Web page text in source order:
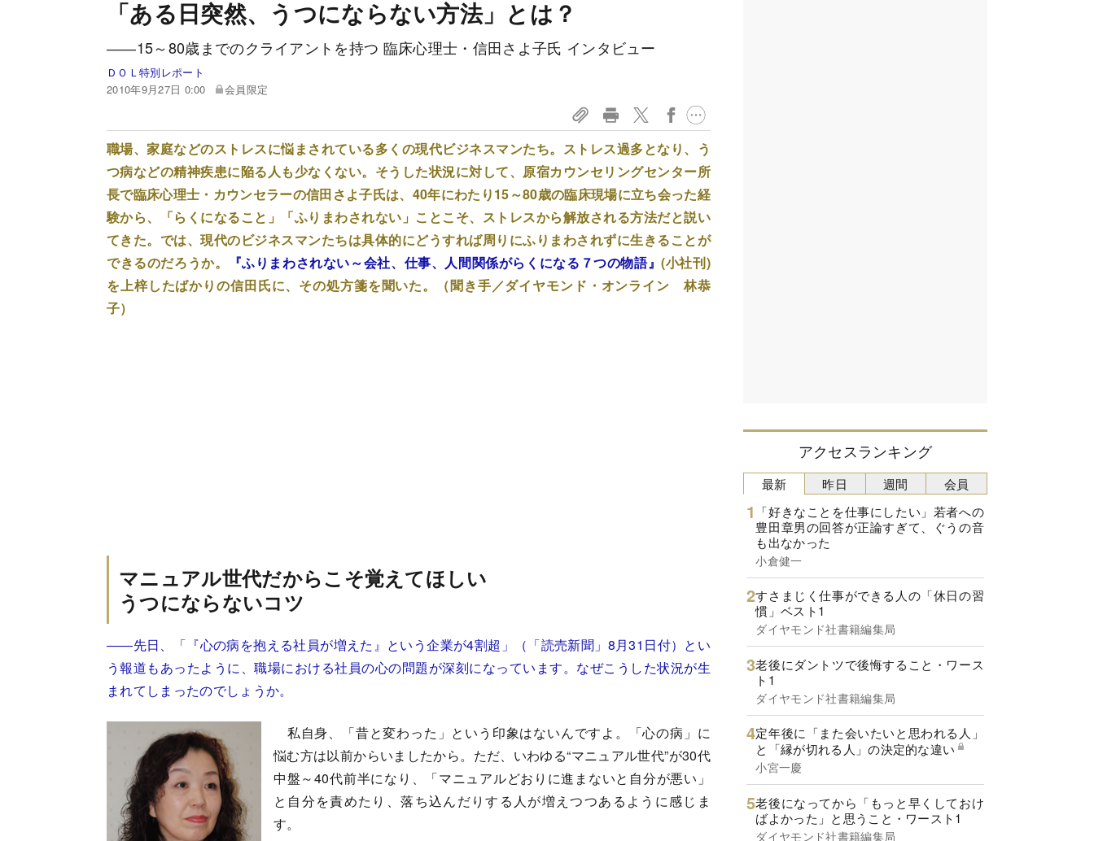
「ある日突然、うつにならない方法」とは？
――15～80歳までのクライアントを持つ 臨床心理士・信田さよ子氏 インタビュー
ＤＯＬ特別レポート
2010年9月27日 0:00
会員限定
職場、家庭などのストレスに悩まされている多くの現代ビジネスマンたち。ストレス過多となり、う
つ病などの精神疾患に陥る人も少なくない。そうした状況に対して、原宿カウンセリングセンター所
長で臨床心理士・カウンセラーの信田さよ子氏は、40年にわたり15～80歳の臨床現場に立ち会った経
験から、「らくになること」「ふりまわされない」ことこそ、ストレスから解放される方法だと説い
てきた。では、現代のビジネスマンたちは具体的にどうすれば周りにふりまわされずに生きることが
できるのだろうか。
『ふりまわされない～会社、仕事、人間関係がらくになる７つの物語』(小社刊)
を上梓したばかりの信田氏に、その処方箋を聞いた。（聞き手／ダイヤモンド・オンライン 林恭
子）
マニュアル世代だからこそ覚えてほしい
うつにならないコツ
――先日、「『心の病を抱える社員が増えた』という企業が4割超」（「読売新聞」8月31日付）とい
う報道もあったように、職場における社員の心の問題が深刻になっています。なぜこうした状況が生
まれてしまったのでしょうか。
私自身、「昔と変わった」という印象はないんですよ。「心の病」に
悩む方は以前からいましたから。ただ、いわゆる“マニュアル世代”が30代
中盤～40代前半になり、「マニュアルどおりに進まないと自分が悪い」
と自分を責めたり、落ち込んだりする人が増えつつあるように感じま
す。
アクセスランキング
最新
「好きなことを仕事にしたい」若者への
豊田章男の回答が正論すぎて、ぐうの音
も出なかった
小倉健一
すさまじく仕事ができる人の「休日の習
慣」ベスト1
ダイヤモンド社書籍編集局
老後にダントツで後悔すること・ワース
ト1
ダイヤモンド社書籍編集局
定年後に「また会いたいと思われる人」
と「縁が切れる人」の決定的な違い
小宮一慶
老後になってから「もっと早くしておけ
ばよかった」と思うこと・ワースト1
ダイヤモンド社書籍編集局
昨日 週間 会員